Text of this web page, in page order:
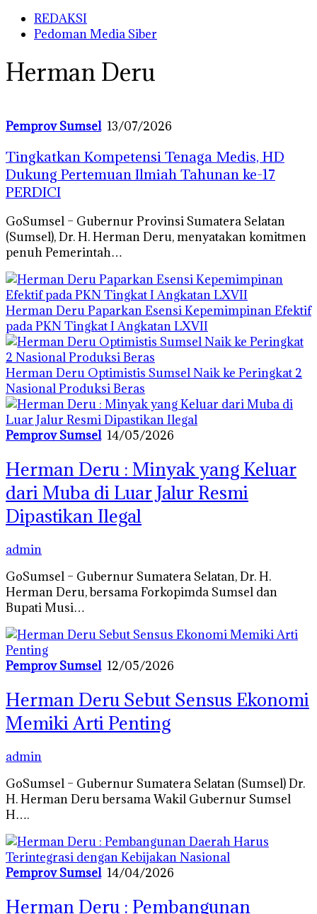
REDAKSI
Pedoman Media Siber
Herman Deru
Pemprov Sumsel 13/07/2026
Tingkatkan Kompetensi Tenaga Medis, HD
Dukung Pertemuan Ilmiah Tahunan ke-17
PERDICI
GoSumsel – Gubernur Provinsi Sumatera Selatan
(Sumsel), Dr. H. Herman Deru, menyatakan komitmen
penuh Pemerintah…
Herman Deru Paparkan Esensi Kepemimpinan Efektif
pada PKN Tingkat I Angkatan LXVII
Herman Deru Optimistis Sumsel Naik ke Peringkat 2
Nasional Produksi Beras
Pemprov Sumsel 14/05/2026
Herman Deru : Minyak yang Keluar
dari Muba di Luar Jalur Resmi
Dipastikan Ilegal
admin
GoSumsel – Gubernur Sumatera Selatan, Dr. H.
Herman Deru, bersama Forkopimda Sumsel dan
Bupati Musi…
Pemprov Sumsel 12/05/2026
Herman Deru Sebut Sensus Ekonomi
Memiki Arti Penting
admin
GoSumsel – Gubernur Sumatera Selatan (Sumsel) Dr.
H. Herman Deru bersama Wakil Gubernur Sumsel
H….
Pemprov Sumsel 14/04/2026
Herman Deru : Pembangunan